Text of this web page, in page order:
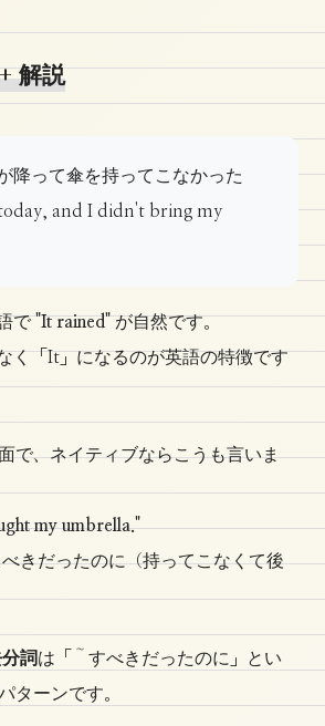
解説
降って傘を持ってこなかった
and I didn't bring my
で"It rained"が自然です。
く「It」になるのが英語の特徴です
で、ネイティブならこうも言いま
my umbrella."
きだったのに（持ってこなくて後
詞は「～すべきだったのに」とい
ターンです。